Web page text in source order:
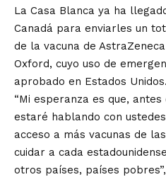
La Casa Blanca ya ha
Canadá para enviarles un
de la vacuna de
Oxford, cuyo uso de
aprobado en Estados Unidos.
“Mi esperanza es que,
estaré hablando con
acceso a más vacunas de
cuidar a cada
otros países, países